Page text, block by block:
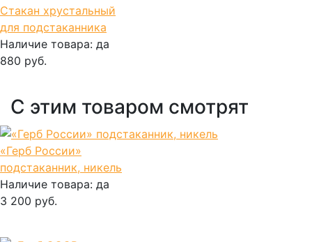
Стакан хрустальный
для подстаканника
Наличие товара: да
880 руб.
С этим товаром смотрят
«Герб России»
подстаканник, никель
Наличие товара: да
3 200 руб.